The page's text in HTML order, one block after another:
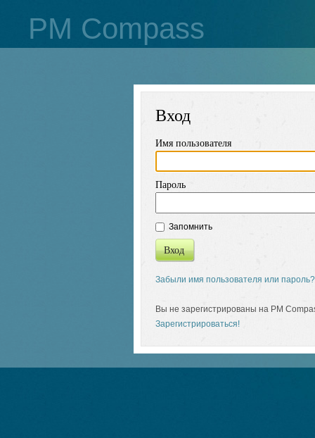
PM Compass
Вход
Имя пользователя
Пароль
Запомнить
Вход
Забыли имя пользователя или пароль?
Вы не зарегистрированы на PM
Зарегистрироваться!